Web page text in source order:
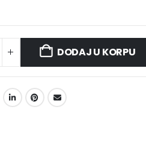
DODAJ U KORPU